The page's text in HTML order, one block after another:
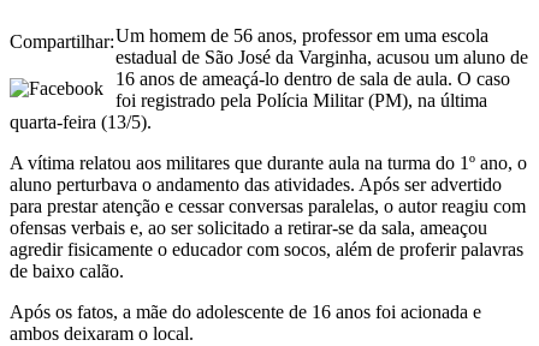
Compartilhar:Um homem de 56 anos, professor em uma escola
estadual de São José da Varginha, acusou um aluno de
16 anos de ameaçá-lo dentro de sala de aula. O caso
foi registrado pela Polícia Militar (PM), na última
quarta-feira (13/5).
A vítima relatou aos militares que durante aula na turma do 1º ano, o
aluno perturbava o andamento das atividades. Após ser advertido
para prestar atenção e cessar conversas paralelas, o autor reagiu com
ofensas verbais e, ao ser solicitado a retirar-se da sala, ameaçou
agredir fisicamente o educador com socos, além de proferir palavras
de baixo calão.
Após os fatos, a mãe do adolescente de 16 anos foi acionada e
ambos deixaram o local.